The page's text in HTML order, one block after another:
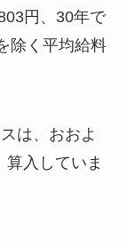
円、30年で
除く平均給料
は、おおよ
入していま